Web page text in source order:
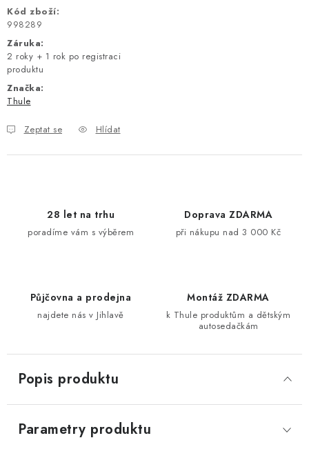
Kód zboží:
998289
Záruka:
2 roky + 1 rok po registraci
produktu
Značka:
Thule
Zeptat se Hlídat
28 let na trhu
poradíme vám s výběrem
Doprava ZDARMA
při nákupu nad 3 000 Kč
Půjčovna a prodejna
najdete nás v Jihlavě
Montáž ZDARMA
k Thule produktům a dětským
autosedačkám
Popis produktu
Parametry produktu